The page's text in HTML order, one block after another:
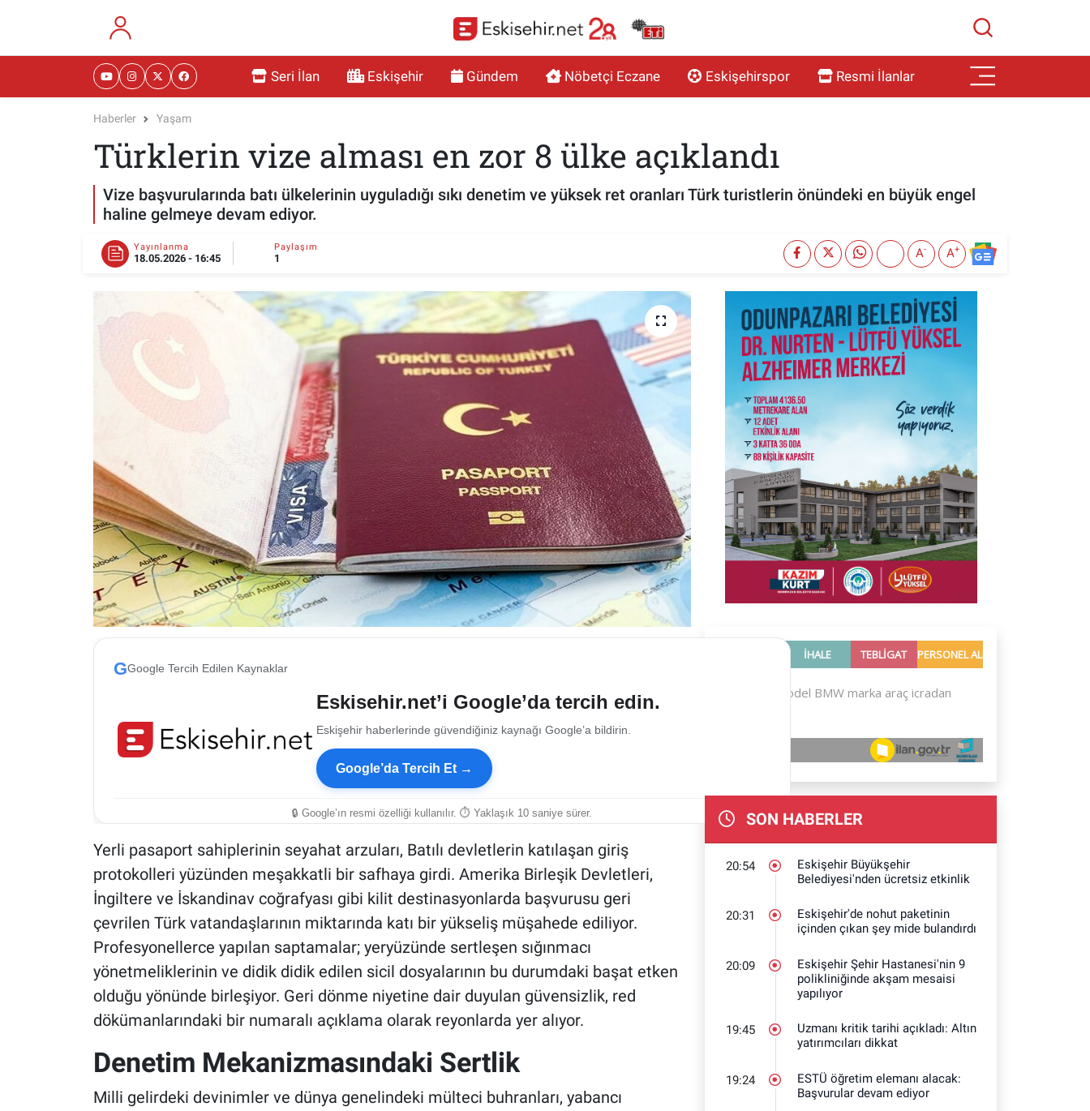
Seri İlan Eskişehir Gündem Nöbetçi Eczane Eskişehirspor Resmi İlanlar
Haberler Yaşam
Türklerin vize alması en zor 8 ülke açıklandı
Vize başvurularında batı ülkelerinin uyguladığı sıkı denetim ve yüksek ret oranları Türk turistlerin önündeki en büyük engel
haline gelmeye devam ediyor.
Yayınlanma
18.05.2026 - 16:45
Paylaşım
1 A- A+
GGoogle Tercih Edilen Kaynaklar
Eskisehir.net’i Google’da tercih edin.
Eskişehir haberlerinde güvendiğiniz kaynağı Google’a bildirin.
Google’da Tercih Et →
🔒 Google’ın resmi özelliği kullanılır. ⏱ Yaklaşık 10 saniye sürer.
Yerli pasaport sahiplerinin seyahat arzuları, Batılı devletlerin katılaşan giriş
protokolleri yüzünden meşakkatli bir safhaya girdi. Amerika Birleşik Devletleri,
İngiltere ve İskandinav coğrafyası gibi kilit destinasyonlarda başvurusu geri
çevrilen Türk vatandaşlarının miktarında katı bir yükseliş müşahede ediliyor.
Profesyonellerce yapılan saptamalar; yeryüzünde sertleşen sığınmacı
yönetmeliklerinin ve didik didik edilen sicil dosyalarının bu durumdaki başat etken
olduğu yönünde birleşiyor. Geri dönme niyetine dair duyulan güvensizlik, red
dökümanlarındaki bir numaralı açıklama olarak reyonlarda yer alıyor.
Denetim Mekanizmasındaki Sertlik
Milli gelirdeki devinimler ve dünya genelindeki mülteci buhranları, yabancı
SON HABERLER
20:54
Eskişehir Büyükşehir
Belediyesi'nden ücretsiz etkinlik
20:31
Eskişehir'de nohut paketinin
içinden çıkan şey mide bulandırdı
20:09
Eskişehir Şehir Hastanesi'nin 9
polikliniğinde akşam mesaisi
yapılıyor
19:45
Uzmanı kritik tarihi açıkladı: Altın
yatırımcıları dikkat
19:24
ESTÜ öğretim elemanı alacak:
Başvurular devam ediyor
RESMİ İLANLAR
SAĞLIK
MAGAZİN
ESKİŞEHİR NÖBETÇİ ECZANELER
Eskişehir Haber İçerikleri
Eskişehir Hava Durumu
Eskişehir Tramvay Saatleri
Eskişehir Otobüs Saatleri
Eskişehir Nöbetçi Eczaneler
Eskişehir Namaz Vakitleri
Eskişehir Trafik Yoğunluk Haritası
Süper Lig Puan Durumu ve Fikstür
Tüm Manşetler
Son Dakika Haberleri